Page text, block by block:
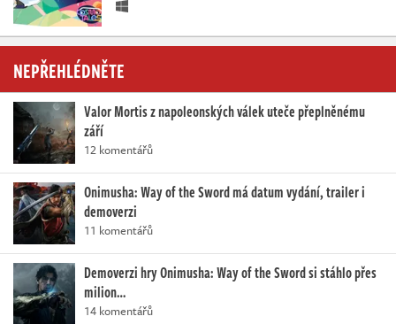
NEPŘEHLÉDNĚTE
Valor Mortis z napoleonských válek uteče přeplněnému
září
12 komentářů
Onimusha: Way of the Sword má datum vydání, trailer i
demoverzi
11 komentářů
Demoverzi hry Onimusha: Way of the Sword si stáhlo přes
milion…
14 komentářů